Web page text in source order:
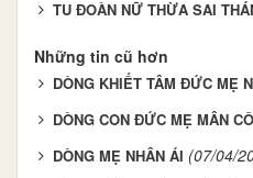
TU ĐOÀN NỮ THỪA SAI
Những tin cũ hơn
DÒNG KHIẾT TÂM ĐỨC MẸ
DÒNG CON ĐỨC MẸ MÂN
DÒNG MẸ NHÂN ÁI (07/04/